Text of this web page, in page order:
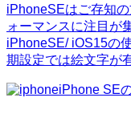
iPhoneSEはご存知
ォーマンスに注目が
iPhoneSE/ iOS15の
期設定では絵文字が
iPhone SE